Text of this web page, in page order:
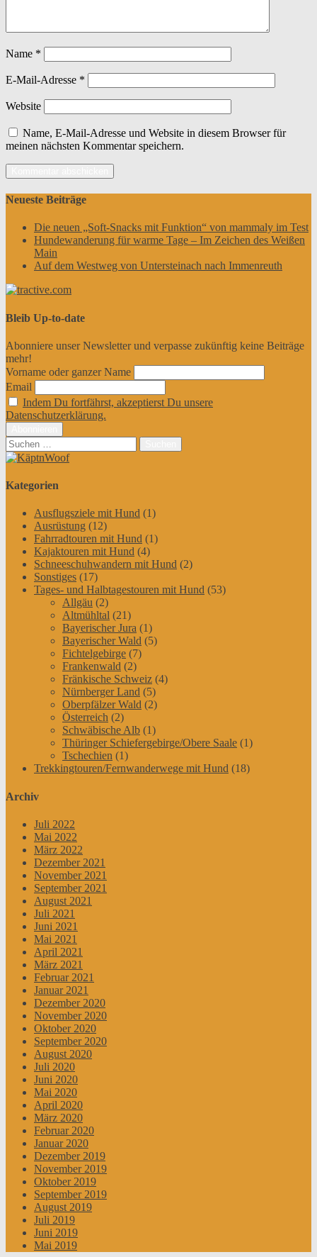
Name *
E-Mail-Adresse *
Website
Name, E-Mail-Adresse und Website in diesem Browser für
meinen nächsten Kommentar speichern.
Neueste Beiträge
Die neuen „Soft-Snacks mit Funktion“ von mammaly im Test
Hundewanderung für warme Tage – Im Zeichen des Weißen
Main
Auf dem Westweg von Untersteinach nach Immenreuth
Bleib Up-to-date
Abonniere unser Newsletter und verpasse zukünftig keine Beiträge
mehr!
Vorname oder ganzer Name
Email
Indem Du fortfährst, akzeptierst Du unsere
Datenschutzerklärung.
Suchen
nach:
Kategorien
Ausflugsziele mit Hund (1)
Ausrüstung (12)
Fahrradtouren mit Hund (1)
Kajaktouren mit Hund (4)
Schneeschuhwandern mit Hund (2)
Sonstiges (17)
Tages- und Halbtagestouren mit Hund (53)
Allgäu (2)
Altmühltal (21)
Bayerischer Jura (1)
Bayerischer Wald (5)
Fichtelgebirge (7)
Frankenwald (2)
Fränkische Schweiz (4)
Nürnberger Land (5)
Oberpfälzer Wald (2)
Österreich (2)
Schwäbische Alb (1)
Thüringer Schiefergebirge/Obere Saale (1)
Tschechien (1)
Trekkingtouren/Fernwanderwege mit Hund (18)
Archiv
Juli 2022
Mai 2022
März 2022
Dezember 2021
November 2021
September 2021
August 2021
Juli 2021
Juni 2021
Mai 2021
April 2021
März 2021
Februar 2021
Januar 2021
Dezember 2020
November 2020
Oktober 2020
September 2020
August 2020
Juli 2020
Juni 2020
Mai 2020
April 2020
März 2020
Februar 2020
Januar 2020
Dezember 2019
November 2019
Oktober 2019
September 2019
August 2019
Juli 2019
Juni 2019
Mai 2019